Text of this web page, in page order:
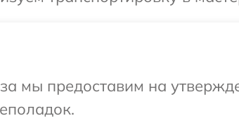
мы предоставим на